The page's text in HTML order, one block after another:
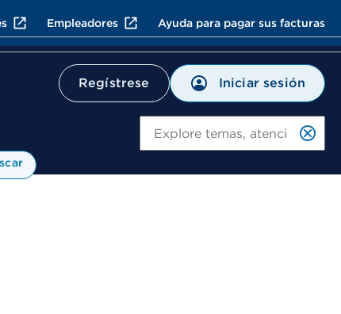
Empleadores Ayuda para pagar sus facturas
Regístrese Iniciar sesión